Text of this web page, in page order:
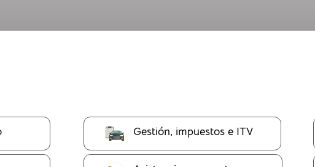
Gestión, impuestos e ITV